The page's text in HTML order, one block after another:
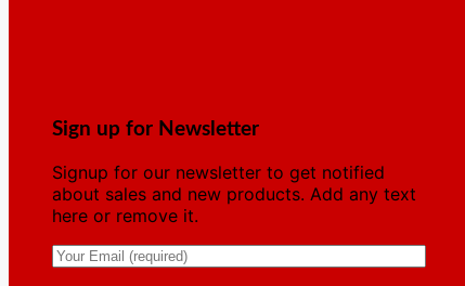
Sign up for Newsletter
Signup for our newsletter to get notified
about sales and new products. Add any text
here or remove it.